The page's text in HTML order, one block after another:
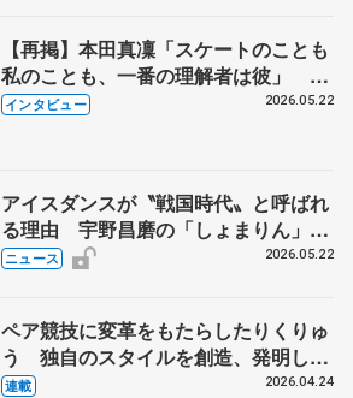
【再掲】本田真凜「スケートのことも
私のことも、一番の理解者は彼」 引
退時の単独インタビューで語った競技
インタビュー 2026.05.22
アイスダンスが〝戦国時代〟と呼ばれ
る理由 宇野昌磨の「しょまりん」ら
実力者が相次いで参戦 国内の競争激
ニュース 2026.05.22
ペア競技に変革をもたらしたりくりゅ
う 独自のスタイルを創造、発明した
【引退発表後②】
連載 2026.04.24